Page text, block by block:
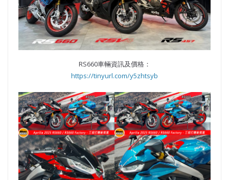
RS660車輛資訊及價格：
https://tinyurl.com/y5zhtsyb